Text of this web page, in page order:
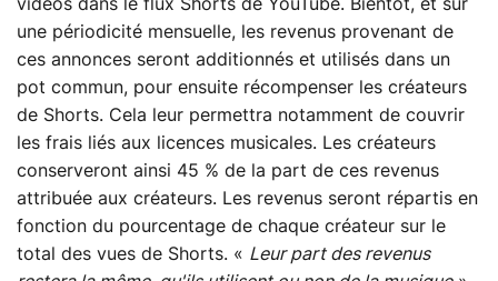
vidéos dans le flux Shorts de YouTube. Bientôt, et sur
une périodicité mensuelle, les revenus provenant de
ces annonces seront additionnés et utilisés dans un
pot commun, pour ensuite récompenser les créateurs
de Shorts. Cela leur permettra notamment de couvrir
les frais liés aux licences musicales. Les créateurs
conserveront ainsi 45 % de la part de ces revenus
attribuée aux créateurs. Les revenus seront répartis en
fonction du pourcentage de chaque créateur sur le
total des vues de Shorts. « Leur part des revenus